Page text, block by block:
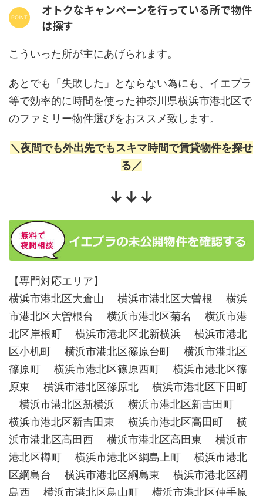
オトクなキャンペーンを行っている所で物件
は探す
こういった所が主にあげられます。
あとでも「失敗した」とならない為にも、イエプラ
等で効率的に時間を使った神奈川県横浜市港北区で
のファミリー物件選びをおススメ致します。
＼夜間でも外出先でもスキマ時間で賃貸物件を探せ
る／
↓↓↓
【専門対応エリア】
横浜市港北区大倉山 横浜市港北区大曽根 横浜
市港北区大曽根台 横浜市港北区菊名 横浜市港
北区岸根町 横浜市港北区北新横浜 横浜市港北
区小机町 横浜市港北区篠原台町 横浜市港北区
篠原町 横浜市港北区篠原西町 横浜市港北区篠
原東 横浜市港北区篠原北 横浜市港北区下田町
横浜市港北区新横浜 横浜市港北区新吉田町
横浜市港北区新吉田東 横浜市港北区高田町 横
浜市港北区高田西 横浜市港北区高田東 横浜市
港北区樽町 横浜市港北区綱島上町 横浜市港北
区綱島台 横浜市港北区綱島東 横浜市港北区綱
島西 横浜市港北区鳥山町 横浜市港北区仲手原